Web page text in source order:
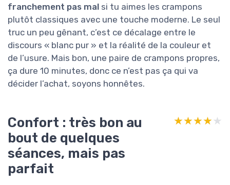
franchement pas mal si tu aimes les crampons
plutôt classiques avec une touche moderne. Le seul
truc un peu gênant, c’est ce décalage entre le
discours « blanc pur » et la réalité de la couleur et
de l’usure. Mais bon, une paire de crampons propres,
ça dure 10 minutes, donc ce n’est pas ça qui va
décider l’achat, soyons honnêtes.
Confort : très bon au
bout de quelques
séances, mais pas
parfait
★★★★★
★★★★★